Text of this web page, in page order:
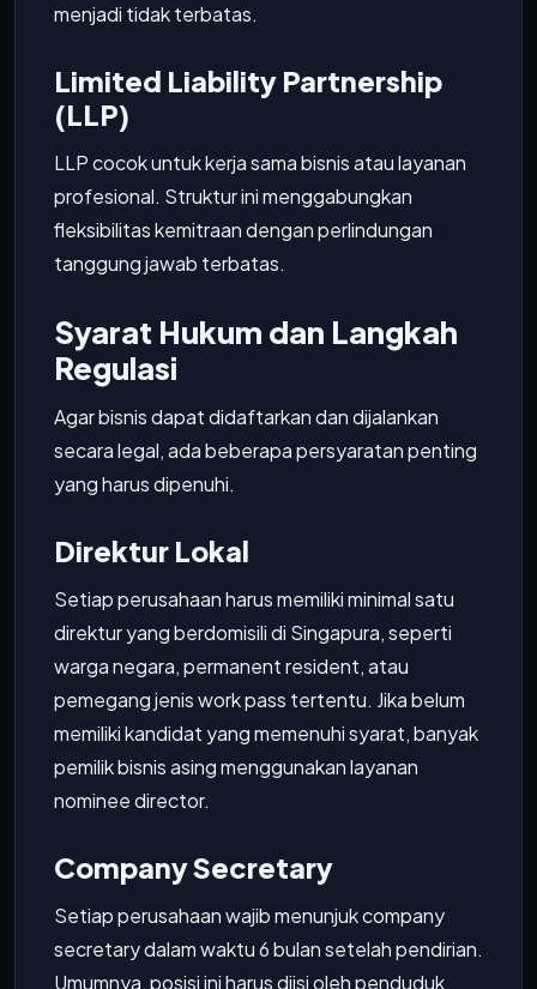
menjadi tidak terbatas.
Limited Liability Partnership
(LLP)
LLP cocok untuk kerja sama bisnis atau layanan
profesional. Struktur ini menggabungkan
fleksibilitas kemitraan dengan perlindungan
tanggung jawab terbatas.
Syarat Hukum dan Langkah
Regulasi
Agar bisnis dapat didaftarkan dan dijalankan
secara legal, ada beberapa persyaratan penting
yang harus dipenuhi.
Direktur Lokal
Setiap perusahaan harus memiliki minimal satu
direktur yang berdomisili di Singapura, seperti
warga negara, permanent resident, atau
pemegang jenis work pass tertentu. Jika belum
memiliki kandidat yang memenuhi syarat, banyak
pemilik bisnis asing menggunakan layanan
nominee director.
Company Secretary
Setiap perusahaan wajib menunjuk company
secretary dalam waktu 6 bulan setelah pendirian.
Umumnya, posisi ini harus diisi oleh penduduk